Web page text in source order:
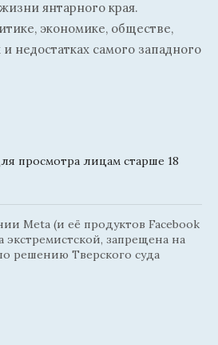
янтарного края.
экономике, обществе,
недостатках самого западного
просмотра лицам старше 18
Meta (и её продуктов Facebook
экстремистской, запрещена на
решению Тверского суда